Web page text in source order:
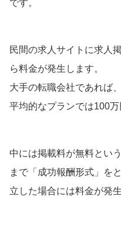
です。
民間の求人サイトに求人
ら料金が発生します。
大手の転職会社であれば
平均的なプランでは100万
中には掲載料が無料とい
まで「成功報酬形式」を
立した場合には料金が発